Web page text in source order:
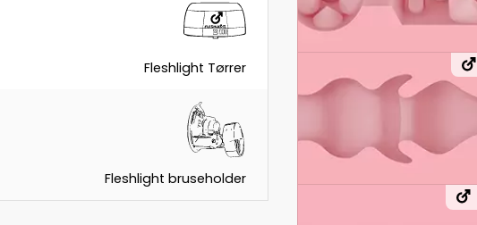
Fleshlight Tørrer
Fleshlight bruseholder